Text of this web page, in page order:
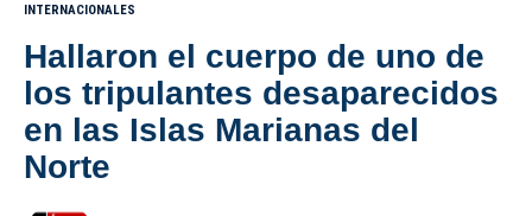
INTERNACIONALES
Hallaron el cuerpo de uno de
los tripulantes desaparecidos
en las Islas Marianas del
Norte